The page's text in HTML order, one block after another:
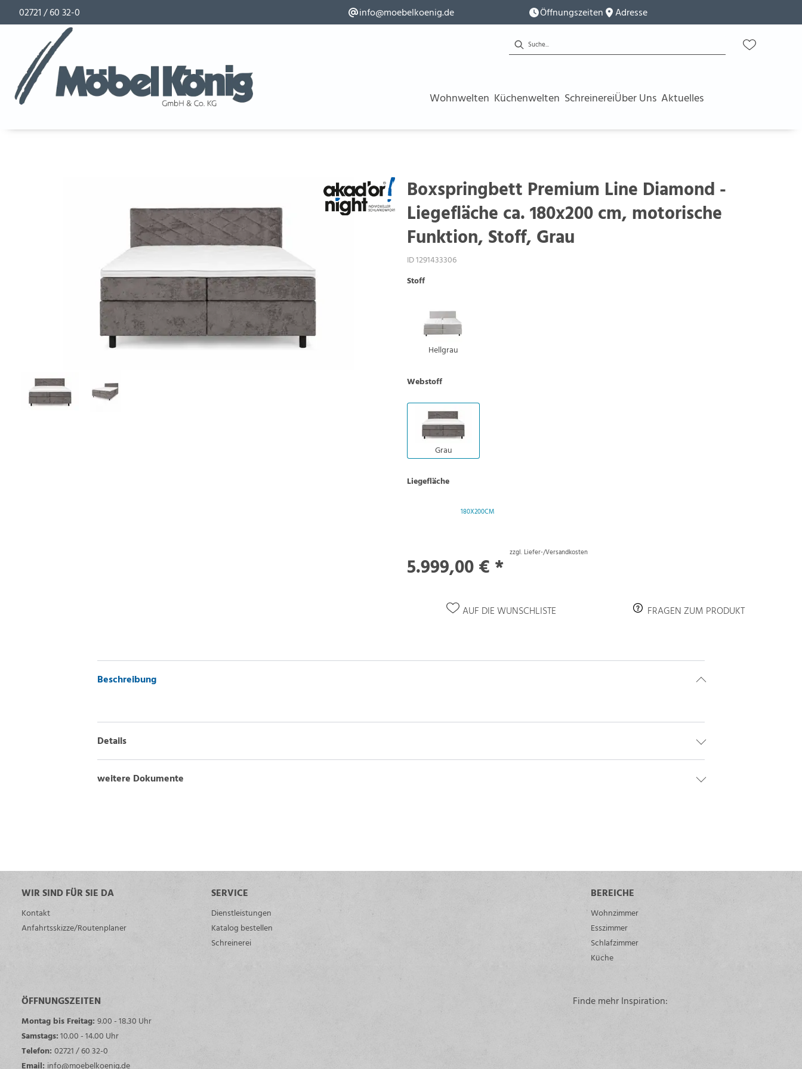
02721 / 60 32-0 info@moebelkoenig.de Öffnungszeiten Adresse
Wohnwelten Küchenwelten SchreinereiÜber Uns Aktuelles
Boxspringbett Premium Line Diamond -
Liegefläche ca. 180x200 cm, motorische
Funktion, Stoff, Grau
ID 1291433306
Stoff
Hellgrau
Webstoff
Grau
Liegefläche
180X200CM
5.999,00 € *
zzgl. Liefer-/Versandkosten
AUF DIE WUNSCHLISTE FRAGEN ZUM PRODUKT
Beschreibung
Details
weitere Dokumente
WIR SIND FÜR SIE DA
Kontakt
Anfahrtsskizze/Routenplaner
SERVICE
Dienstleistungen
Katalog bestellen
Schreinerei
BEREICHE
Wohnzimmer
Esszimmer
Schlafzimmer
Küche
ÖFFNUNGSZEITEN
Montag bis Freitag: 9.00 - 18.30 Uhr
Samstags:10.00 - 14.00 Uhr
Telefon: 02721 / 60 32-0
Email: info@moebelkoenig.de
Finde mehr Inspiration: